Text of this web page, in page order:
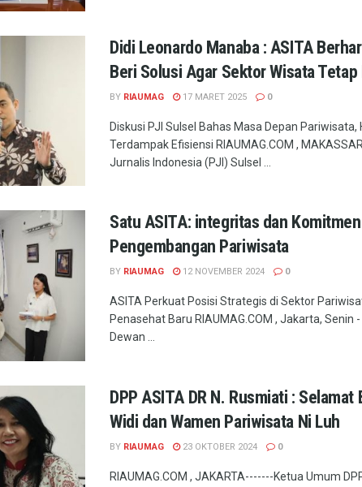
Didi Leonardo Manaba : ASITA
Beri Solusi Agar Sektor Wisata
BY RIAUMAG 17 MARET 2025 0
Diskusi PJI Sulsel Bahas Masa Depan Pariwisata,
Terdampak Efisiensi RIAUMAG.COM ,
Jurnalis Indonesia (PJI) Sulsel ...
Satu ASITA: integritas dan
Pengembangan Pariwisata
BY RIAUMAG 12 NOVEMBER 2024 0
ASITA Perkuat Posisi Strategis di Sektor
Penasehat Baru RIAUMAG.COM , Jakarta, Senin
Dewan ...
DPP ASITA DR N. Rusmiati :
Widi dan Wamen Pariwisata Ni Luh
BY RIAUMAG 23 OKTOBER 2024 0
RIAUMAG.COM , JAKARTA-------Ketua Umum